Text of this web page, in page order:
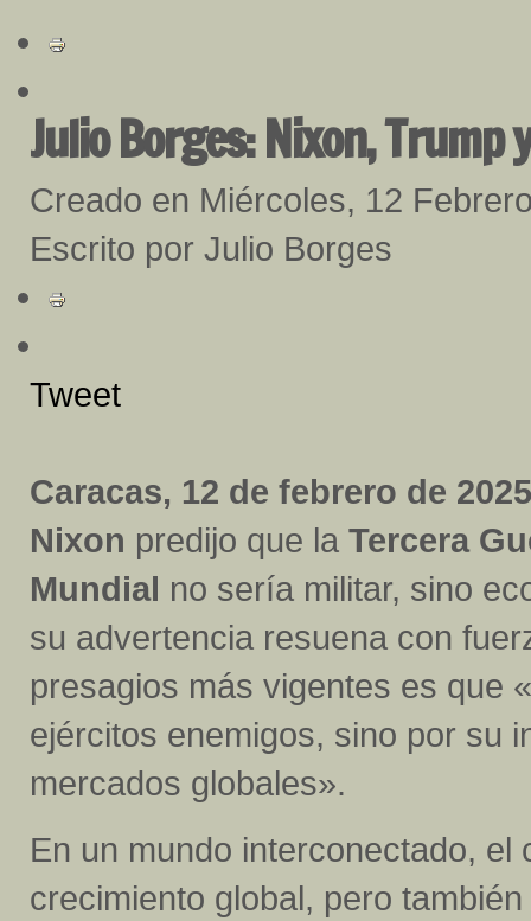
Julio Borges: Nixon, Trump
Creado en Miércoles, 12
Escrito por Julio Borges
Tweet
Caracas, 12 de febrero de
Nixon predijo que la Tercera
Mundial no sería militar, sino
su advertencia resuena con
presagios más vigentes es que
ejércitos enemigos, sino por su
mercados globales».
En un mundo interconectado,
crecimiento global, pero